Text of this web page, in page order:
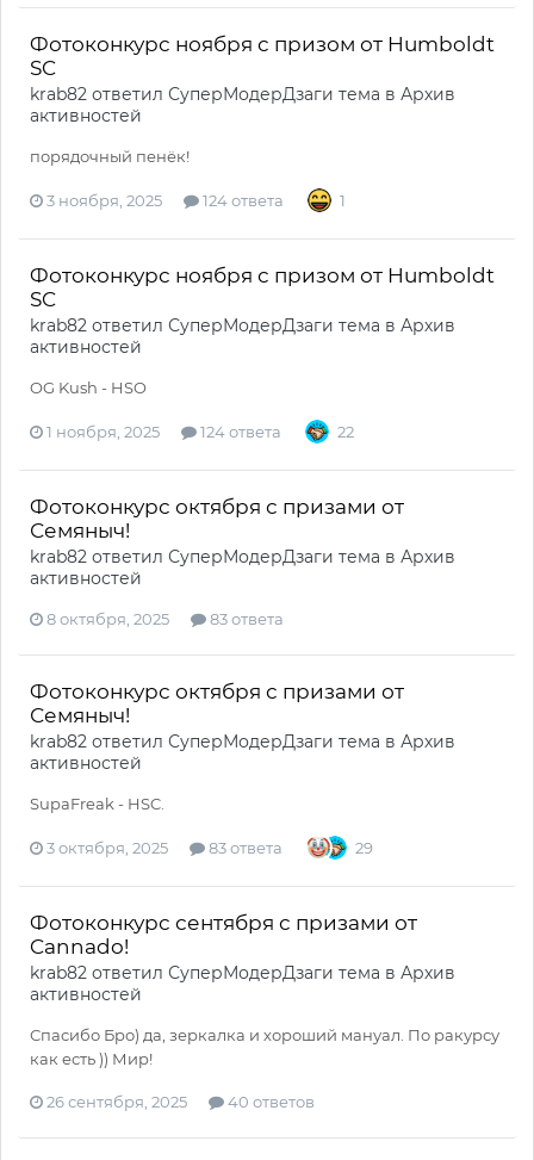
Фотоконкурс ноября с призом от Humboldt
SC
krab82 ответил СуперМодерДзаги тема в Архив
активностей
порядочный пенёк!
3 ноября, 2025 124 ответа 1
Фотоконкурс ноября с призом от Humboldt
SC
krab82 ответил СуперМодерДзаги тема в Архив
активностей
OG Kush - HSO
1 ноября, 2025 124 ответа 22
Фотоконкурс октября с призами от
Семяныч!
krab82 ответил СуперМодерДзаги тема в Архив
активностей
8 октября, 2025 83 ответа
Фотоконкурс октября с призами от
Семяныч!
krab82 ответил СуперМодерДзаги тема в Архив
активностей
SupaFreak - HSC.
3 октября, 2025 83 ответа 29
Фотоконкурс сентября с призами от
Cannado!
krab82 ответил СуперМодерДзаги тема в Архив
активностей
Спасибо Бро) да, зеркалка и хороший мануал. По ракурсу
как есть )) Мир!
26 сентября, 2025 40 ответов